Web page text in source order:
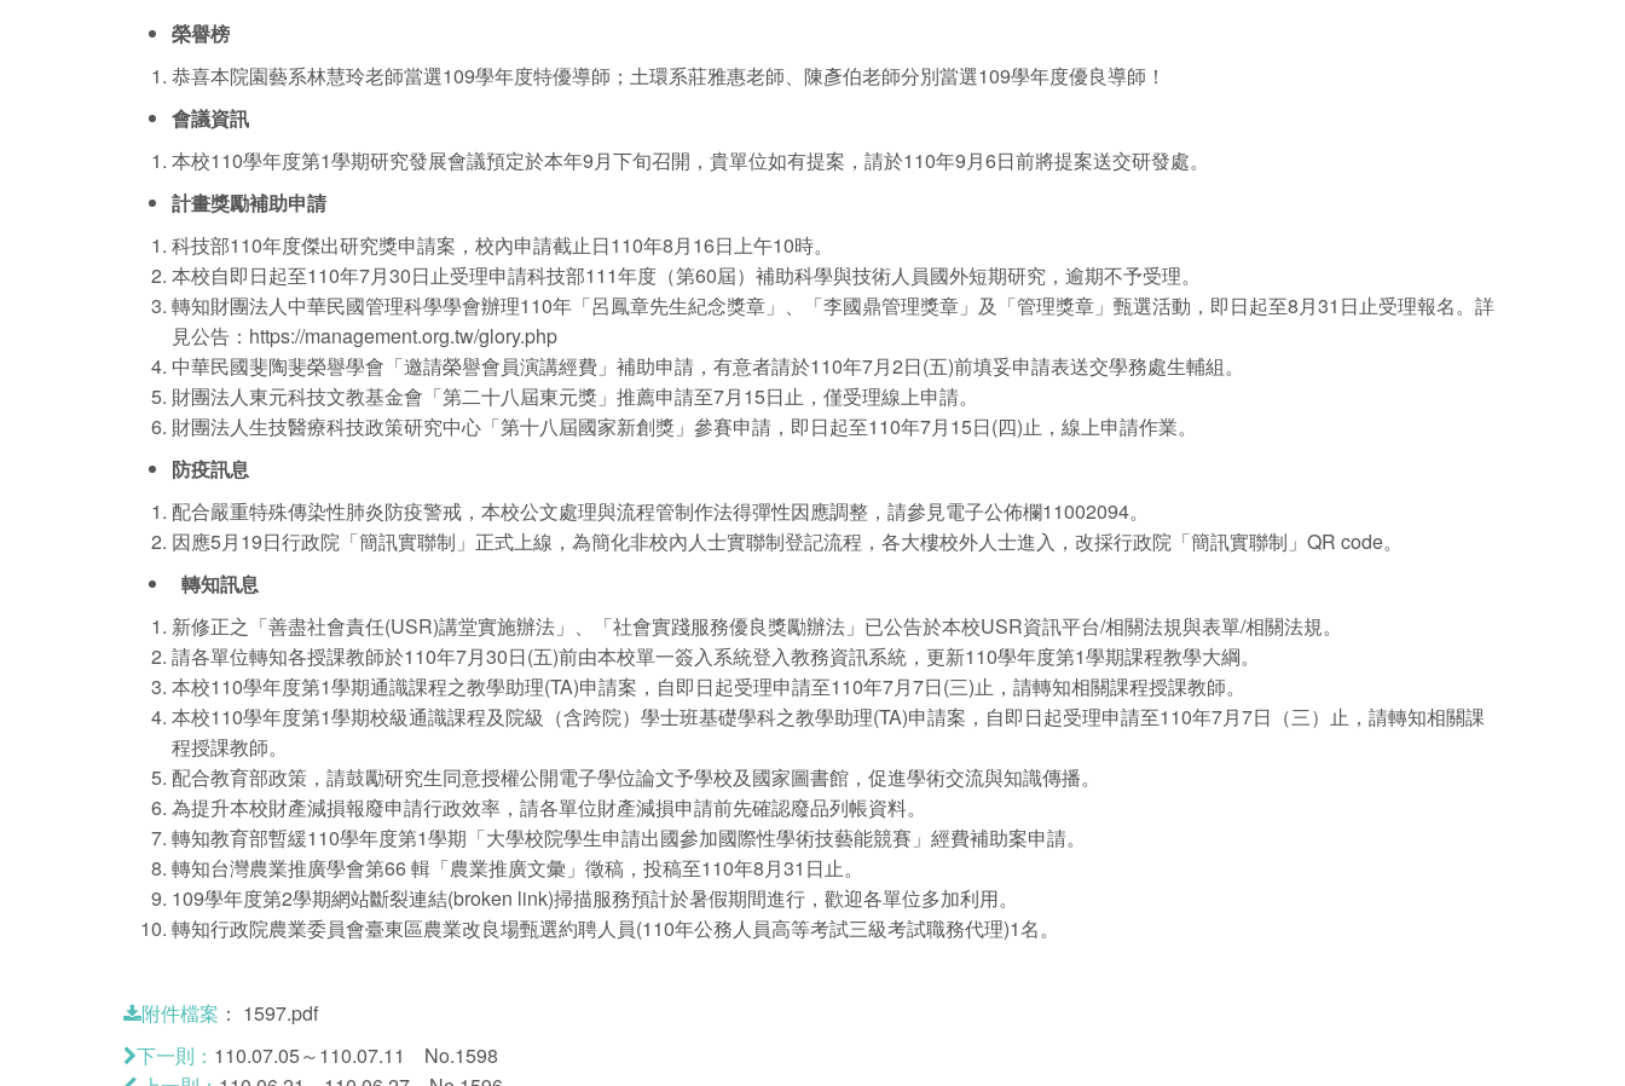
榮譽榜
恭喜本院園藝系林慧玲老師當選109學年度特優導師；土環系莊雅惠老師、陳彥伯老師分別當選109學年度優良導師！
會議資訊
本校110學年度第1學期研究發展會議預定於本年9月下旬召開，貴單位如有提案，請於110年9月6日前將提案送交研發處。
計畫獎勵補助申請
科技部110年度傑出研究獎申請案，校內申請截止日110年8月16日上午10時。
本校自即日起至110年7月30日止受理申請科技部111年度（第60屆）補助科學與技術人員國外短期研究，逾期不予受理。
轉知財團法人中華民國管理科學學會辦理110年「呂鳳章先生紀念獎章」、「李國鼎管理獎章」及「管理獎章」甄選活動，即日起至8月31日止受理報名。詳
見公告： https://management.org.tw/glory.php
中華民國斐陶斐榮譽學會「邀請榮譽會員演講經費」補助申請，有意者請於110年7月2日(五)前填妥申請表送交學務處生輔組。
財團法人東元科技文教基金會「第二十八屆東元獎」推薦申請至7月15日止，僅受理線上申請。
財團法人生技醫療科技政策研究中心「第十八屆國家新創獎」參賽申請，即日起至110年7月15日(四)止，線上申請作業。
防疫訊息
配合嚴重特殊傳染性肺炎防疫警戒，本校公文處理與流程管制作法得彈性因應調整，請參見電子公佈欄11002094。
因應5月19日行政院「簡訊實聯制」正式上線，為簡化非校內人士實聯制登記流程，各大樓校外人士進入，改採行政院「簡訊實聯制」QR code。
轉知訊息
新修正之「善盡社會責任(USR)講堂實施辦法」、「社會實踐服務優良獎勵辦法」已公告於本校USR資訊平台/相關法規與表單/相關法規。
請各單位轉知各授課教師於110年7月30日(五)前由本校單一簽入系統登入教務資訊系統，更新110學年度第1學期課程教學大綱。
本校110學年度第1學期通識課程之教學助理(TA)申請案，自即日起受理申請至110年7月7日(三)止，請轉知相關課程授課教師。
本校110學年度第1學期校級通識課程及院級（含跨院）學士班基礎學科之教學助理(TA)申請案，自即日起受理申請至110年7月7日（三）止，請轉知相關課
程授課教師。
配合教育部政策，請鼓勵研究生同意授權公開電子學位論文予學校及國家圖書館，促進學術交流與知識傳播。
為提升本校財產減損報廢申請行政效率，請各單位財產減損申請前先確認廢品列帳資料。
轉知教育部暫緩110學年度第1學期「大學校院學生申請出國參加國際性學術技藝能競賽」經費補助案申請。
轉知台灣農業推廣學會第66 輯「農業推廣文彙」徵稿，投稿至110年8月31日止。
109學年度第2學期網站斷裂連結(broken link)掃描服務預計於暑假期間進行，歡迎各單位多加利用。
轉知行政院農業委員會臺東區農業改良場甄選約聘人員(110年公務人員高等考試三級考試職務代理)1名。
附件檔案 ： 1597.pdf
下一則： 110.07.05～110.07.11 No.1598